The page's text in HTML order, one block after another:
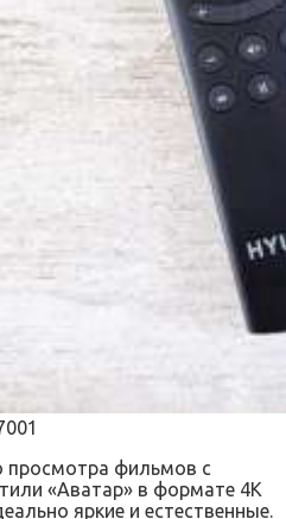
просмотра фильмов с
«Аватар» в формате 4К
яркие и естественные.